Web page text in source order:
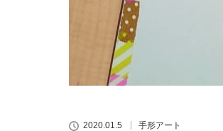
2020.01.5 手形アート